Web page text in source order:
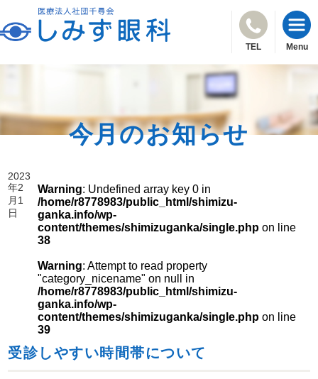
TEL Menu
今月のお知らせ
2023
年2
月1
日
Warning: Undefined array key 0 in
/home/r8778983/public_html/shimizu-
ganka.info/wp-
content/themes/shimizuganka/single.php on line
38
Warning: Attempt to read property
"category_nicename" on null in
/home/r8778983/public_html/shimizu-
ganka.info/wp-
content/themes/shimizuganka/single.php on line
39
受診しやすい時間帯について